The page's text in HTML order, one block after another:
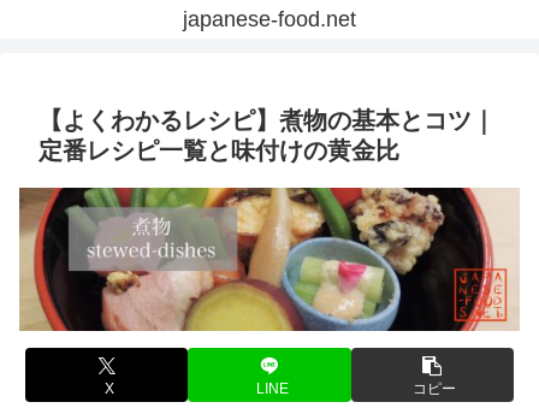
japanese-food.net
【よくわかるレシピ】煮物の基本とコツ｜
定番レシピ一覧と味付けの黄金比
X LINE コピー